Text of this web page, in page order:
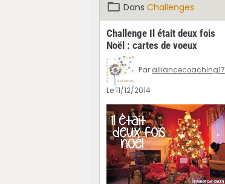
Dans Challenges
Challenge Il était deux fois
Noël : cartes de voeux
Par alliancecoaching17
Le 11/12/2014